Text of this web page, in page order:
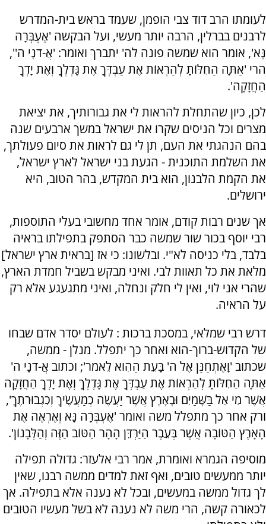
לעומתו הרב דוד צבי הופמן, שעמד בראש בית-המדרש
לרבנים בברלין, הרבה יותר מעשי, ועל הבקשה 'אֶעְבְּרָה
נָּא', אומר הוא שמשה פונה לה' יתברך ואומר: 'אֲ-דֹנָי ה'',
הרי 'אַתָּה הַחִלּוֹתָ לְהַרְאוֹת אֶת עַבְדְּךָ אֶת גָּדְלְךָ וְאֶת יָדְךָ
הַחֲזָקָה'.
לכן, כיון שהתחלת להראות לי את גבורותיך, את יציאת
מצרים וכל הניסים שקרו את ישראל במשך ארבעים שנה
בהם הנהגתי את העם, תן לי גם לראות את סיום פעולתך,
את השלמת התוכנית - הגעת בני ישראל לארץ ישראל,
את הקמת הלבנון, הוא בית המקדש, בהר הטוב, היא
ירושלים.
אך שנים רבות קודם, אומר אחד מחשובי בעלי התוספות,
רבי יוסף בכור שור שמשה כבר הסתפק בתפילתו בראיה
בלבד, בלי כניסה לא"י. ובלשונו: כי אז [בראית ארץ ישראל]
מלאת את כל תאוות לבי. ואיני מבקש בשביל חמדת הארץ,
שהרי אני לוי, ואין לי חלק ונחלה, ואיני מתגעגע אלא רק
על הראיה.
דרש רבי שמלאי, במסכת ברכות : לעולם יסדר אדם שבחו
של הקדוש-ברוך-הוא ואחר כך יתפלל. מנלן - ממשה,
שכתוב 'וָאֶתְחַנַּן אֶל ה' בָּעֵת הַהִוא לֵאמֹר'; וכתוב אֲ-דֹנָי ה'
אַתָּה הַחִלּוֹתָ לְהַרְאוֹת אֶת עַבְדְּךָ אֶת גָּדְלְךָ וְאֶת יָדְךָ הַחֲזָקָה
אֲשֶׁר מִי אֵל בַּשָּׁמַיִם וּבָאָרֶץ אֲשֶׁר יַעֲשֶׂה כְמַעֲשֶׂיךָ וְכִגְבוּרֹתֶךָ',
ורק אחר כך מתפלל משה ואומר 'אֶעְבְּרָה נָּא וְאֶרְאֶה אֶת
הָאָרֶץ הַטּוֹבָה אֲשֶׁר בְּעֵבֶר הַיַּרְדֵּן הָהָר הַטּוֹב הַזֶּה וְהַלְּבָנוֹן'.
מוסיפה הגמרא ואומרת, אמר רבי אלעזר: גדולה תפילה
יותר ממעשים טובים, ואף זאת למדים ממשה רבנו, שאין
לך גדול ממשה במעשים, ובכל לא נענה אלא בתפילה. אך
לכאורה קשה, הרי משה לא נענה לא בשל מעשיו הטובים